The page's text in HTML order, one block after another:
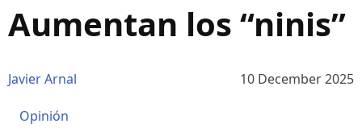
Aumentan los “ninis”
Javier Arnal 10 December 2025
Opinión